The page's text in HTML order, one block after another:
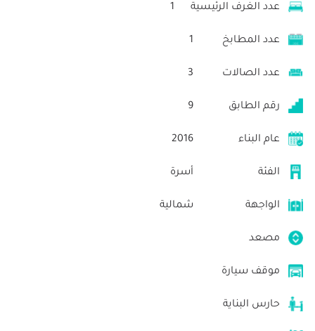
عدد الغرف الرئيسية 1
عدد المطابخ 1
عدد الصالات 3
رقم الطابق 9
عام البناء 2016
الفئة أسرة
الواجهة شمالية
مصعد
موقف سيارة
حارس البناية